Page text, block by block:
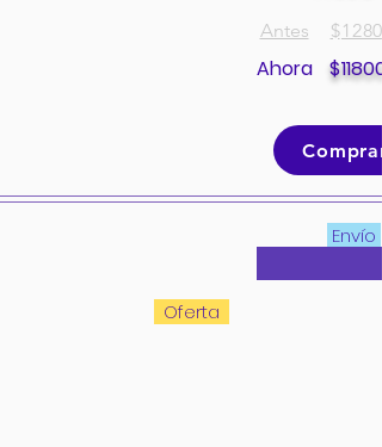
Antes $
Ahora $
Comprar
Envío
Oferta